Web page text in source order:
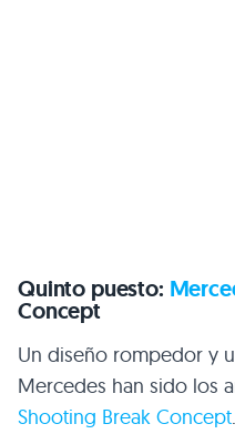
Quinto puesto:
Concept
Un diseño rompedor y
Mercedes han sido los
Shooting Break Concept